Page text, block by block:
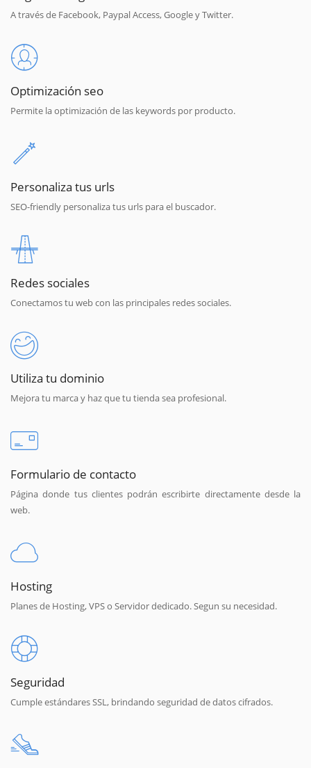
A través de Facebook, Paypal Access, Google y Twitter.
Optimización seo
Permite la optimización de las keywords por producto.
Personaliza tus urls
SEO-friendly personaliza tus urls para el buscador.
Redes sociales
Conectamos tu web con las principales redes sociales.
Utiliza tu dominio
Mejora tu marca y haz que tu tienda sea profesional.
Formulario de contacto
Página donde tus clientes podrán escribirte directamente desde la
web.
Hosting
Planes de Hosting, VPS o Servidor dedicado. Segun su necesidad.
Seguridad
Cumple estándares SSL, brindando seguridad de datos cifrados.